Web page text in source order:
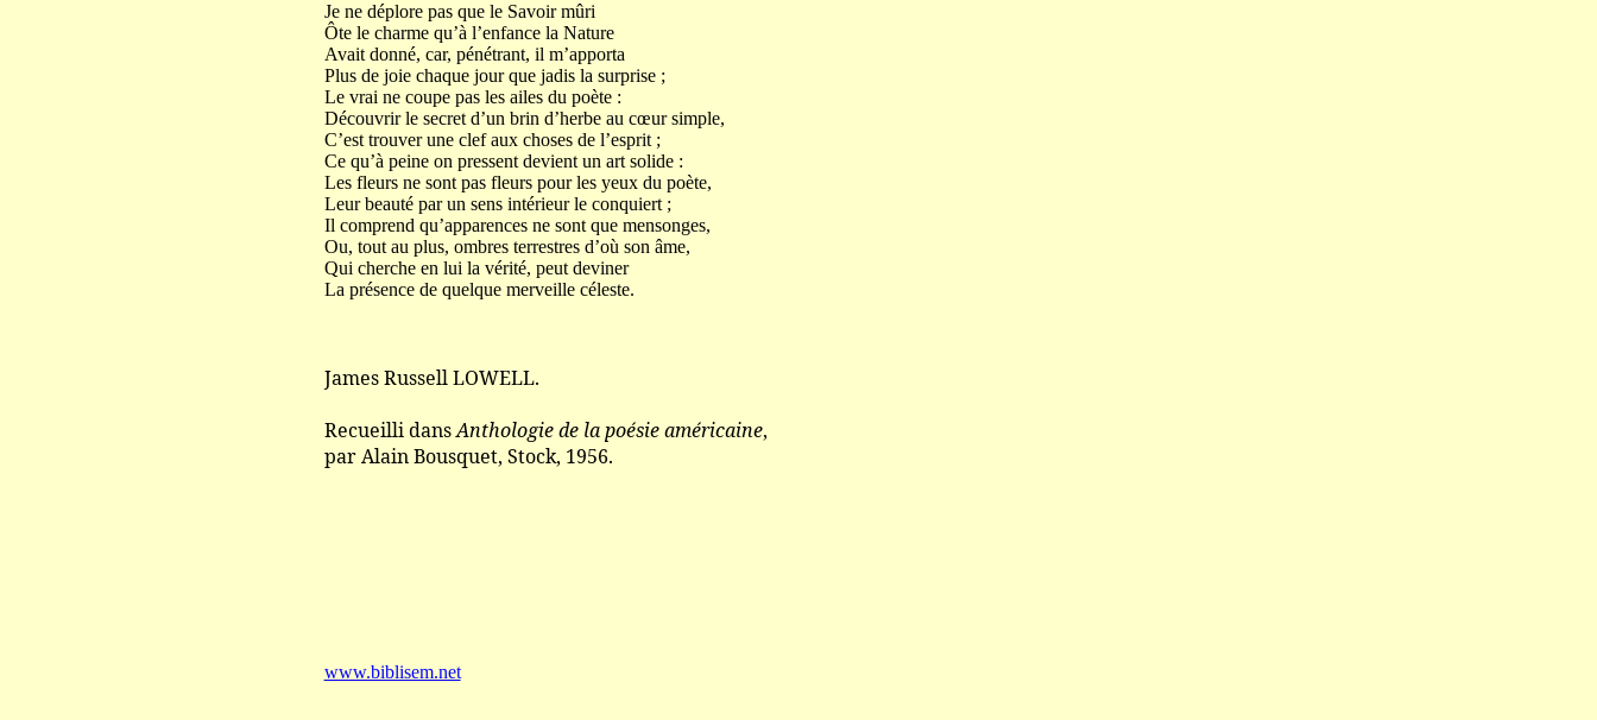
Je ne déplore pas que le Savoir mûri
Ôte le charme qu’à l’enfance la Nature
Avait donné, car, pénétrant, il m’apporta
Plus de joie chaque jour que jadis la surprise ;
Le vrai ne coupe pas les ailes du poète :
Découvrir le secret d’un brin d’herbe au cœur simple,
C’est trouver une clef aux choses de l’esprit ;
Ce qu’à peine on pressent devient un art solide :
Les fleurs ne sont pas fleurs pour les yeux du poète,
Leur beauté par un sens intérieur le conquiert ;
Il comprend qu’apparences ne sont que mensonges,
Ou, tout au plus, ombres terrestres d’où son âme,
Qui cherche en lui la vérité, peut deviner
La présence de quelque merveille céleste.
James Russell LOWELL.
Recueilli dansAnthologie de la poésie américaine,
par Alain Bousquet, Stock, 1956.
www.biblisem.net